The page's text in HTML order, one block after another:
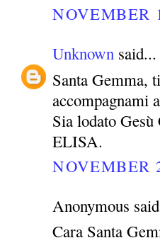
NOVEMBER
Unknown said...
Santa Gemma,
accompagnami
Sia lodato
ELISA.
NOVEMBER
Anonymous
Cara Santa